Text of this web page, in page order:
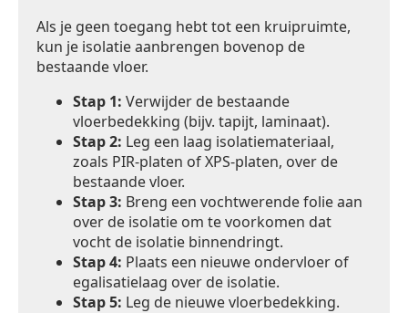
Als je geen toegang hebt tot een kruipruimte,
kun je isolatie aanbrengen bovenop de
bestaande vloer.
Stap 1: Verwijder de bestaande
vloerbedekking (bijv. tapijt, laminaat).
Stap 2: Leg een laag isolatiemateriaal,
zoals PIR-platen of XPS-platen, over de
bestaande vloer.
Stap 3: Breng een vochtwerende folie aan
over de isolatie om te voorkomen dat
vocht de isolatie binnendringt.
Stap 4: Plaats een nieuwe ondervloer of
egalisatielaag over de isolatie.
Stap 5: Leg de nieuwe vloerbedekking.